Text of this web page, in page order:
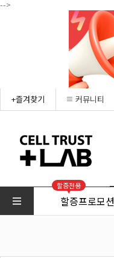
-->
+즐겨찾기 커뮤니티
할증전용
할증프로모션